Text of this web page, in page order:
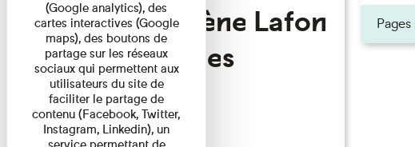
Marie-Hélène Lafon
- Où sont les
hommes ?
Lecture
Pages
(Google analytics), des
cartes interactives (Google
maps), des boutons de
partage sur les réseaux
sociaux qui permettent aux
utilisateurs du site de
faciliter le partage de
contenu (Facebook, Twitter,
Instagram, Linkedin), un